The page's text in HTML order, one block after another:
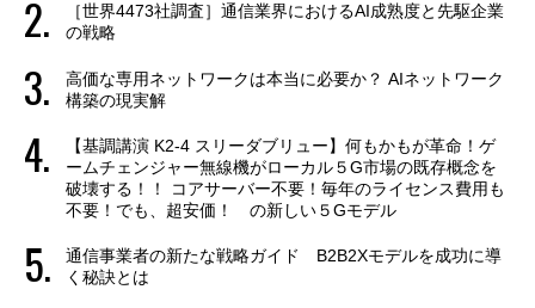
［世界4473社調査］通信業界におけるAI成熟度と先駆企業
の戦略
高価な専用ネットワークは本当に必要か？ AIネットワーク
構築の現実解
【基調講演 K2-4 スリーダブリュー】何もかもが革命！ゲ
ームチェンジャー無線機がローカル５G市場の既存概念を
破壊する！！ コアサーバー不要！毎年のライセンス費用も
不要！でも、超安価！ の新しい５Gモデル
通信事業者の新たな戦略ガイド B2B2Xモデルを成功に導
く秘訣とは